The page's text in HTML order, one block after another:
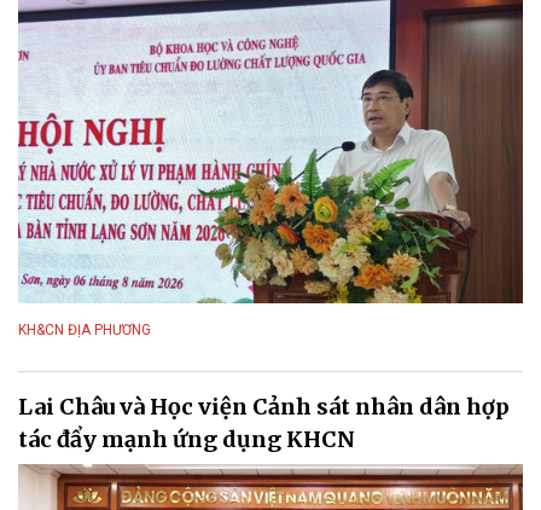
KH&CN ĐỊA PHƯƠNG
Lai Châu và Học viện Cảnh sát nhân dân hợp
tác đẩy mạnh ứng dụng KHCN